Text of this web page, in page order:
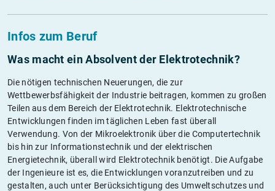
Infos zum Beruf
Was macht ein Absolvent der Elektrotechnik?
Die nötigen technischen Neuerungen, die zur
Wettbewerbsfähigkeit der Industrie beitragen, kommen zu großen
Teilen aus dem Bereich der Elektrotechnik. Elektrotechnische
Entwicklungen finden im täglichen Leben fast überall
Verwendung. Von der Mikroelektronik über die Computertechnik
bis hin zur Informationstechnik und der elektrischen
Energietechnik, überall wird Elektrotechnik benötigt. Die Aufgabe
der Ingenieure ist es, die Entwicklungen voranzutreiben und zu
gestalten, auch unter Berücksichtigung des Umweltschutzes und